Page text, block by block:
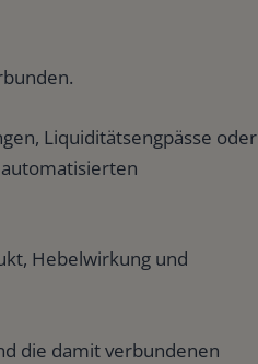
Liquiditätsengpässe oder
Hebelwirkung und
die damit verbundenen